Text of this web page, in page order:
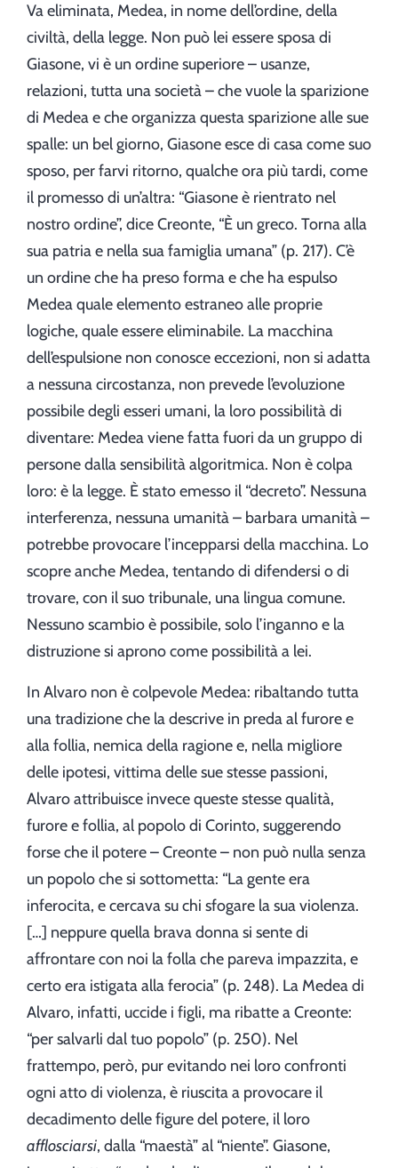
Va eliminata, Medea, in nome dell’ordine, della
civiltà, della legge. Non può lei essere sposa di
Giasone, vi è un ordine superiore – usanze,
relazioni, tutta una società – che vuole la sparizione
di Medea e che organizza questa sparizione alle sue
spalle: un bel giorno, Giasone esce di casa come suo
sposo, per farvi ritorno, qualche ora più tardi, come
il promesso di un’altra: “Giasone è rientrato nel
nostro ordine”, dice Creonte, “È un greco. Torna alla
sua patria e nella sua famiglia umana” (p. 217). C’è
un ordine che ha preso forma e che ha espulso
Medea quale elemento estraneo alle proprie
logiche, quale essere eliminabile. La macchina
dell’espulsione non conosce eccezioni, non si adatta
a nessuna circostanza, non prevede l’evoluzione
possibile degli esseri umani, la loro possibilità di
diventare: Medea viene fatta fuori da un gruppo di
persone dalla sensibilità algoritmica. Non è colpa
loro: è la legge. È stato emesso il “decreto”. Nessuna
interferenza, nessuna umanità – barbara umanità –
potrebbe provocare l’incepparsi della macchina. Lo
scopre anche Medea, tentando di difendersi o di
trovare, con il suo tribunale, una lingua comune.
Nessuno scambio è possibile, solo l’inganno e la
distruzione si aprono come possibilità a lei.
In Alvaro non è colpevole Medea: ribaltando tutta
una tradizione che la descrive in preda al furore e
alla follia, nemica della ragione e, nella migliore
delle ipotesi, vittima delle sue stesse passioni,
Alvaro attribuisce invece queste stesse qualità,
furore e follia, al popolo di Corinto, suggerendo
forse che il potere – Creonte – non può nulla senza
un popolo che si sottometta: “La gente era
inferocita, e cercava su chi sfogare la sua violenza.
[…] neppure quella brava donna si sente di
affrontare con noi la folla che pareva impazzita, e
certo era istigata alla ferocia” (p. 248). La Medea di
Alvaro, infatti, uccide i figli, ma ribatte a Creonte:
“per salvarli dal tuo popolo” (p. 250). Nel
frattempo, però, pur evitando nei loro confronti
ogni atto di violenza, è riuscita a provocare il
decadimento delle figure del potere, il loro
afflosciarsi, dalla “maestà” al “niente”. Giasone,